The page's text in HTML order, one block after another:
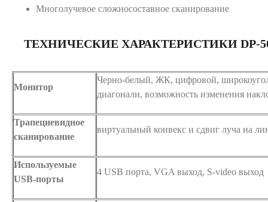
Многолучевое сложносоставное сканирование
ТЕХНИЧЕСКИЕ ХАРАКТЕРИСТИКИ DP-
Монитор
Черно-белый, ЖК, цифровой,
диагонали, возможность изменения
Трапециевидное
сканирование
виртуальный конвекс и сдвиг луча на
Используемые
USB-порты
4 USB порта, VGA выход, S-video выход